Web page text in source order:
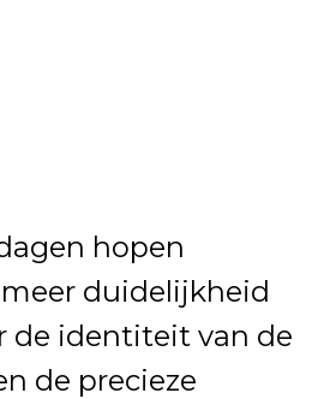
hopen
duidelijkheid
de identiteit van de
de precieze